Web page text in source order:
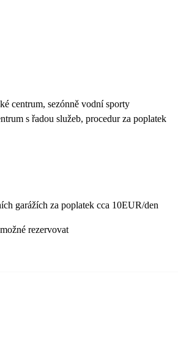
centrum, sezónně vodní sporty
s řadou služeb, procedur za poplatek
garážích za poplatek cca 10EUR/den
rezervovat